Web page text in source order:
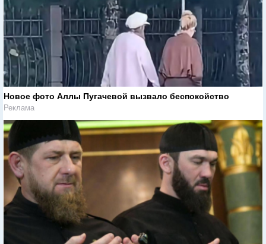
Новое фото Аллы Пугачевой вызвало беспокойство
Реклама